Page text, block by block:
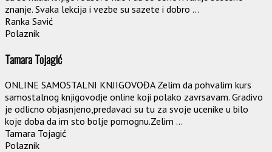
znanje. Svaka lekcija i vezbe su sazete i dobro ...
Ranka Savić
Polaznik
Tamara Tojagić
ONLINE SAMOSTALNI KNJIGOVOĐA Zelim da pohvalim kurs
samostalnog knjigovodje online koji polako zavrsavam. Gradivo
je odlicno objasnjeno,predavaci su tu za svoje ucenike u bilo
koje doba da im sto bolje pomognu.Zelim ...
Tamara Tojagić
Polaznik